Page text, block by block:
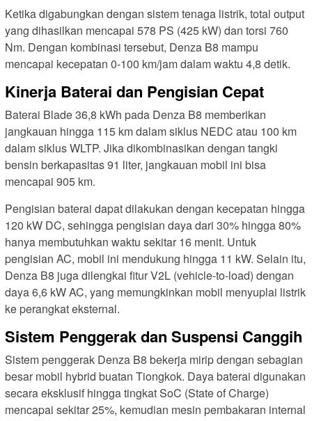
Ketika digabungkan dengan sistem tenaga listrik, total output
yang dihasilkan mencapai 578 PS (425 kW) dan torsi 760
Nm. Dengan kombinasi tersebut, Denza B8 mampu
mencapai kecepatan 0-100 km/jam dalam waktu 4,8 detik.
Kinerja Baterai dan Pengisian Cepat
Baterai Blade 36,8 kWh pada Denza B8 memberikan
jangkauan hingga 115 km dalam siklus NEDC atau 100 km
dalam siklus WLTP. Jika dikombinasikan dengan tangki
bensin berkapasitas 91 liter, jangkauan mobil ini bisa
mencapai 905 km.
Pengisian baterai dapat dilakukan dengan kecepatan hingga
120 kW DC, sehingga pengisian daya dari 30% hingga 80%
hanya membutuhkan waktu sekitar 16 menit. Untuk
pengisian AC, mobil ini mendukung hingga 11 kW. Selain itu,
Denza B8 juga dilengkai fitur V2L (vehicle-to-load) dengan
daya 6,6 kW AC, yang memungkinkan mobil menyuplai listrik
ke perangkat eksternal.
Sistem Penggerak dan Suspensi Canggih
Sistem penggerak Denza B8 bekerja mirip dengan sebagian
besar mobil hybrid buatan Tiongkok. Daya baterai digunakan
secara eksklusif hingga tingkat SoC (State of Charge)
mencapai sekitar 25%, kemudian mesin pembakaran internal